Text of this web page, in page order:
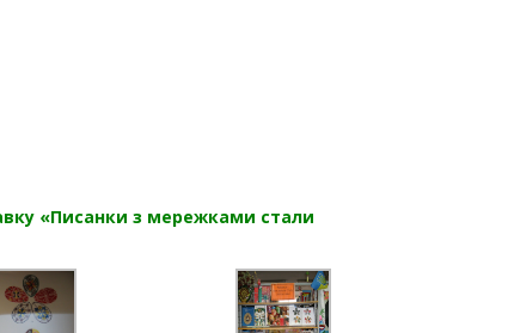
«Писанки з мережками стали